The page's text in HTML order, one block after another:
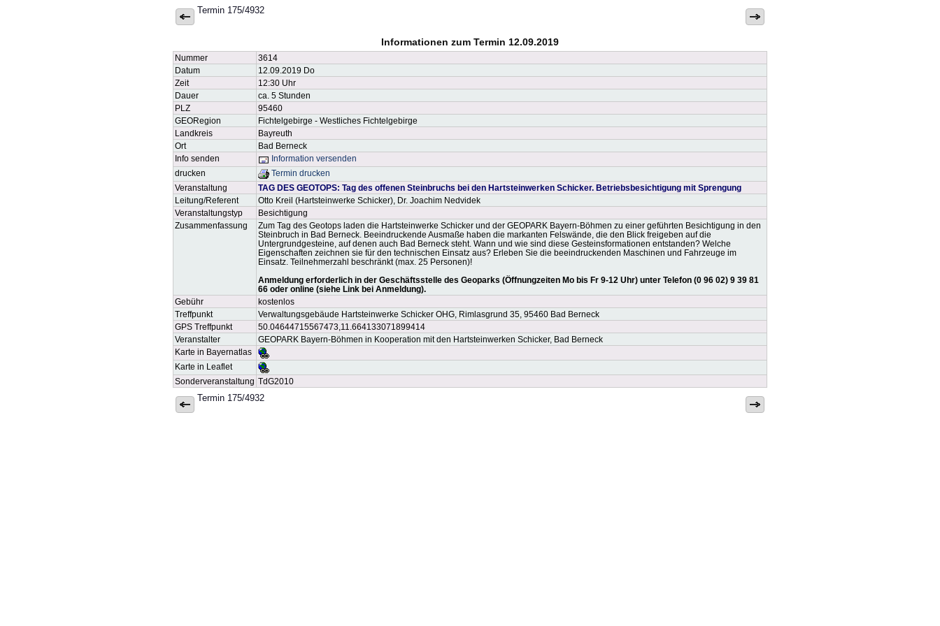
Termin 175/4932
Informationen zum Termin 12.09.2019
Nummer
3614
Datum
12.09.2019 Do
Zeit
12:30 Uhr
Dauer
ca. 5 Stunden
PLZ
95460
GEORegion
Fichtelgebirge - Westliches Fichtelgebirge
Landkreis
Bayreuth
Ort
Bad Berneck
Info senden
Information versenden
drucken
Termin drucken
Veranstaltung
TAG DES GEOTOPS: Tag des offenen Steinbruchs bei den Hartsteinwerken Schicker. Betriebsbesichtigung mit Sprengung
Leitung/Referent
Otto Kreil (Hartsteinwerke Schicker), Dr. Joachim Nedvidek
Veranstaltungstyp
Besichtigung
Zusammenfassung
Zum Tag des Geotops laden die Hartsteinwerke Schicker und der GEOPARK Bayern-Böhmen zu einer geführten Besichtigung in den
Steinbruch in Bad Berneck. Beeindruckende Ausmaße haben die markanten Felswände, die den Blick freigeben auf die
Untergrundgesteine, auf denen auch Bad Berneck steht. Wann und wie sind diese Gesteinsformationen entstanden? Welche
Eigenschaften zeichnen sie für den technischen Einsatz aus? Erleben Sie die beeindruckenden Maschinen und Fahrzeuge im
Einsatz. Teilnehmerzahl beschränkt (max. 25 Personen)!
Anmeldung erforderlich in der Geschäftsstelle des Geoparks (Öffnungzeiten Mo bis Fr 9-12 Uhr) unter Telefon (0 96 02) 9 39 81
66 oder online (siehe Link bei Anmeldung).
Gebühr
kostenlos
Treffpunkt
Verwaltungsgebäude Hartsteinwerke Schicker OHG, Rimlasgrund 35, 95460 Bad Berneck
GPS Treffpunkt
50.04644715567473,11.664133071899414
Veranstalter
GEOPARK Bayern-Böhmen in Kooperation mit den Hartsteinwerken Schicker, Bad Berneck
Karte in Bayernatlas
Karte in Leaflet
Sonderveranstaltung TdG2010
Termin 175/4932